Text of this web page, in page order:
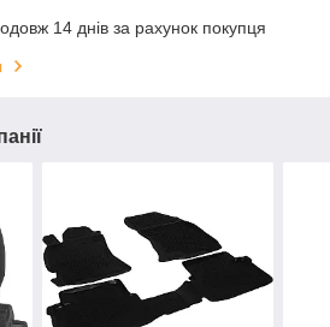
14 днів за рахунок покупця